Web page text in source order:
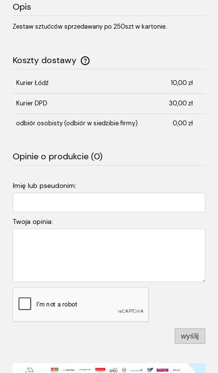
Opis
Zestaw sztućców sprzedawany po 250szt w kartonie.
Koszty dostawy
Cena nie zawiera ewentualnych kosztów płatności
Kurier Łódź 10,00 zł
Kurier DPD 30,00 zł
odbiór osobisty(odbiór w siedzibie firmy) 0,00 zł
Opinie o produkcie (0)
Imię lub pseudonim:
Twoja opinia:
wyślij